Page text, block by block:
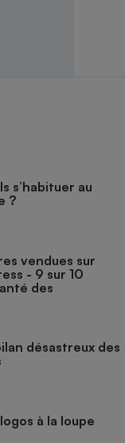
s’habituer au
?
vendues sur
- 9 sur 10
des
désastreux des
à la loupe